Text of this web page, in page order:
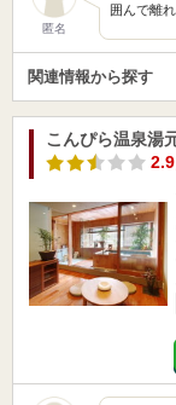
匿名
囲んで離
関連情報から探す
こんぴら温泉湯